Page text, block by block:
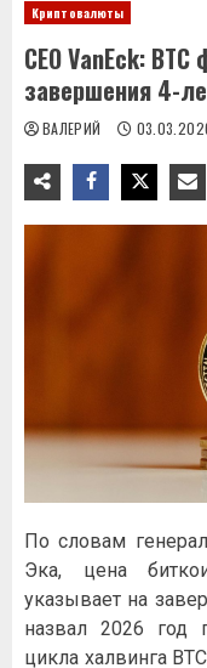
Криптовалюты
CEO VanEck:
завершения 4-
ВАЛЕРИЙ
По словам
Эка, цена
указывает на
назвал 2026 год
цикла халвинга